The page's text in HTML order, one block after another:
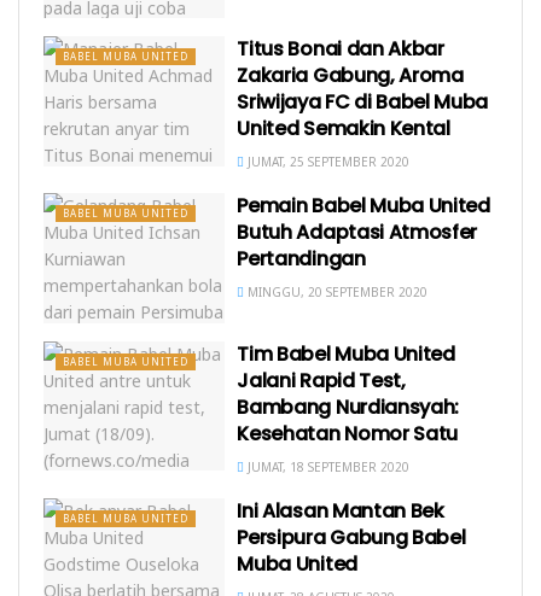
BABEL MUBA UNITED
Titus Bonai dan Akbar
Zakaria Gabung, Aroma
Sriwijaya FC di Babel Muba
United Semakin Kental
JUMAT, 25 SEPTEMBER 2020
BABEL MUBA UNITED
Pemain Babel Muba United
Butuh Adaptasi Atmosfer
Pertandingan
MINGGU, 20 SEPTEMBER 2020
BABEL MUBA UNITED
Tim Babel Muba United
Jalani Rapid Test,
Bambang Nurdiansyah:
Kesehatan Nomor Satu
JUMAT, 18 SEPTEMBER 2020
BABEL MUBA UNITED
Ini Alasan Mantan Bek
Persipura Gabung Babel
Muba United